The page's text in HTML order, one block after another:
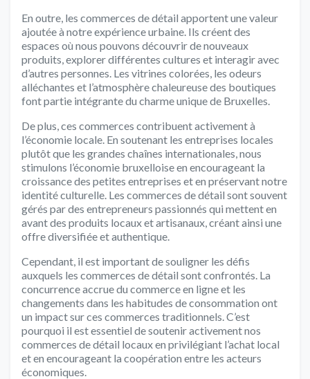
En outre, les commerces de détail apportent une valeur
ajoutée à notre expérience urbaine. Ils créent des
espaces où nous pouvons découvrir de nouveaux
produits, explorer différentes cultures et interagir avec
d’autres personnes. Les vitrines colorées, les odeurs
alléchantes et l’atmosphère chaleureuse des boutiques
font partie intégrante du charme unique de Bruxelles.
De plus, ces commerces contribuent activement à
l’économie locale. En soutenant les entreprises locales
plutôt que les grandes chaînes internationales, nous
stimulons l’économie bruxelloise en encourageant la
croissance des petites entreprises et en préservant notre
identité culturelle. Les commerces de détail sont souvent
gérés par des entrepreneurs passionnés qui mettent en
avant des produits locaux et artisanaux, créant ainsi une
offre diversifiée et authentique.
Cependant, il est important de souligner les défis
auxquels les commerces de détail sont confrontés. La
concurrence accrue du commerce en ligne et les
changements dans les habitudes de consommation ont
un impact sur ces commerces traditionnels. C’est
pourquoi il est essentiel de soutenir activement nos
commerces de détail locaux en privilégiant l’achat local
et en encourageant la coopération entre les acteurs
économiques.